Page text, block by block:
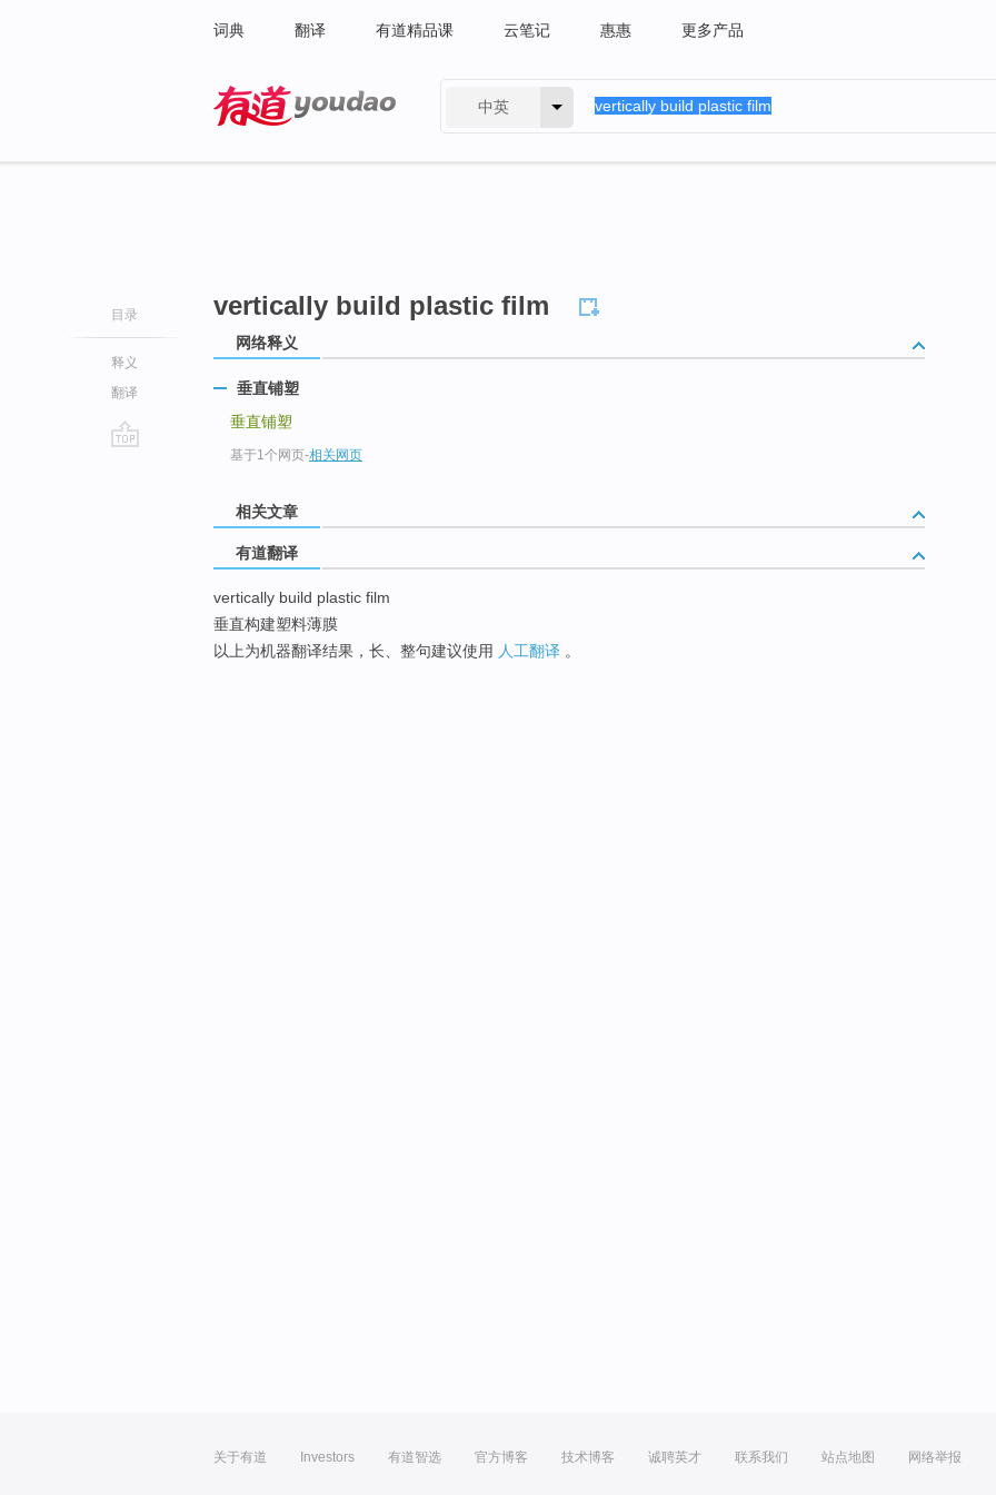
词典 翻译 有道精品课 云笔记 惠惠 更多产品
中英
目录
释义
翻译
vertically build plastic film
网络释义
垂直铺塑
垂直铺塑
基于1个网页-相关网页
相关文章
有道翻译
vertically build plastic film
垂直构建塑料薄膜
以上为机器翻译结果，长、整句建议使用 人工翻译 。
关于有道 Investors 有道智选 官方博客 技术博客 诚聘英才 联系我们 站点地图 网络举报